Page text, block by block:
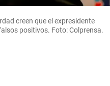
creen que el expresidente
positivos. Foto: Colprensa.